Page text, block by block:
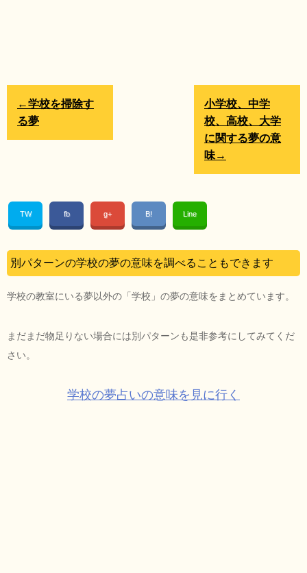
小学校、中学
校、高校、大学
に関する夢の意
味→
←学校を掃除す
る夢
TW fb g+ B! Line
別パターンの学校の夢の意味を調べることもできます
学校の教室にいる夢以外の「学校」の夢の意味をまとめています。
まだまだ物足りない場合には別パターンも是非参考にしてみてくだ
さい。
学校の夢占いの意味を見に行く